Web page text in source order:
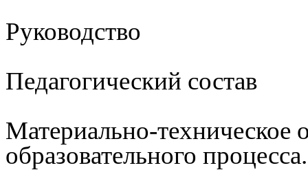
Руководство
Педагогический состав
Материально-техническое
образовательного